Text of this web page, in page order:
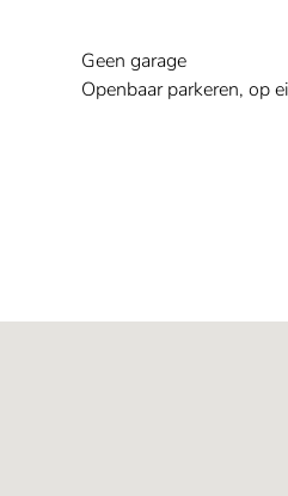
Geen garage
Openbaar parkeren, op